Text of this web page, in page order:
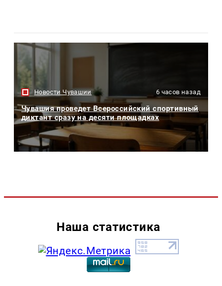
Новости Чувашии 6 часов назад
Чувашия проведет Всероссийский спортивный
диктант сразу на десяти площадках
Наша статистика